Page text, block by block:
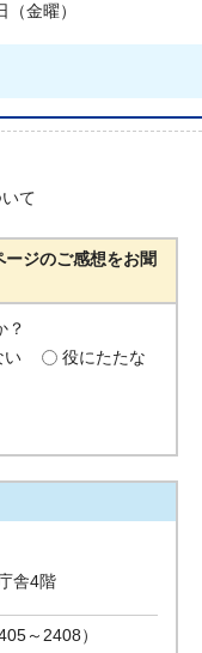
金曜）
て
ジのご感想をお聞
？
い
役にたたな
舎4階
～2408）